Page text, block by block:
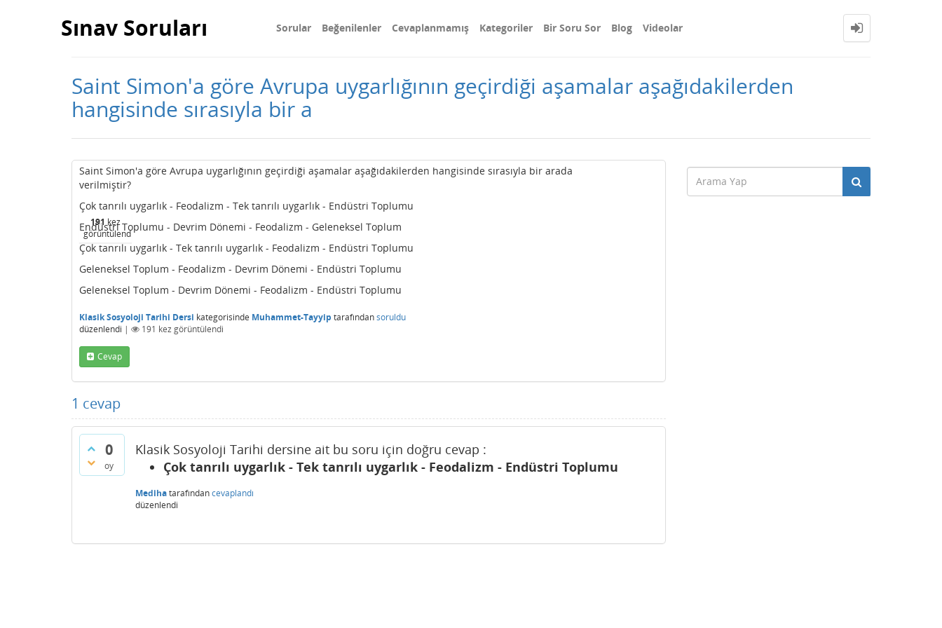
Sınav Soruları Sorular Beğenilenler Cevaplanmamış Kategoriler Bir Soru Sor Blog Videolar
Saint Simon'a göre Avrupa uygarlığının geçirdiği aşamalar aşağıdakilerden
hangisinde sırasıyla bir a
191 kez
görüntülendi
Saint Simon'a göre Avrupa uygarlığının geçirdiği aşamalar aşağıdakilerden hangisinde sırasıyla bir arada
verilmiştir?
Çok tanrılı uygarlık - Feodalizm - Tek tanrılı uygarlık - Endüstri Toplumu
Endüstri Toplumu - Devrim Dönemi - Feodalizm - Geleneksel Toplum
Çok tanrılı uygarlık - Tek tanrılı uygarlık - Feodalizm - Endüstri Toplumu
Geleneksel Toplum - Feodalizm - Devrim Dönemi - Endüstri Toplumu
Geleneksel Toplum - Devrim Dönemi - Feodalizm - Endüstri Toplumu
Klasik Sosyoloji Tarihi Dersi kategorisinde Muhammet-Tayyip tarafındansoruldu
düzenlendi | 191 kez görüntülendi
Cevap
1 cevap
0
oy
Klasik Sosyoloji Tarihi dersine ait bu soru için doğru cevap :
Çok tanrılı uygarlık - Tek tanrılı uygarlık - Feodalizm - Endüstri Toplumu
Medihatarafındancevaplandı
düzenlendi